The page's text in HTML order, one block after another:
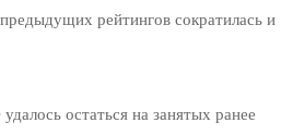
рейтингов сократилась и
остаться на занятых ранее